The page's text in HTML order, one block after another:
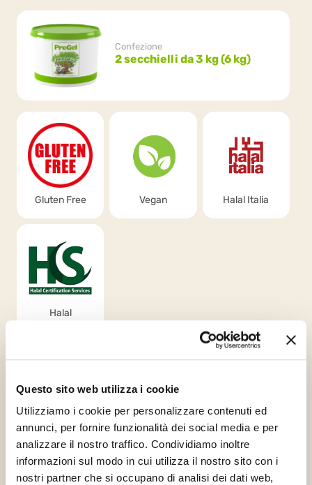
Questo sito web utilizza i cookie
Utilizziamo i cookie per personalizzare contenuti ed
annunci, per fornire funzionalità dei social media e per
analizzare il nostro traffico. Condividiamo inoltre
informazioni sul modo in cui utilizza il nostro sito con i
nostri partner che si occupano di analisi dei dati web,
Confezione
2 secchielli da 3 kg (6 kg)
Gluten Free Vegan Halal Italia
Halal
contiene prodotti con arachidi e prodotti derivati, frumento/glutine,
derivati. Raccomandiamo fortemente che i consumatori leggano
sempre attentamente gli ingredienti e tutte le informazioni sul